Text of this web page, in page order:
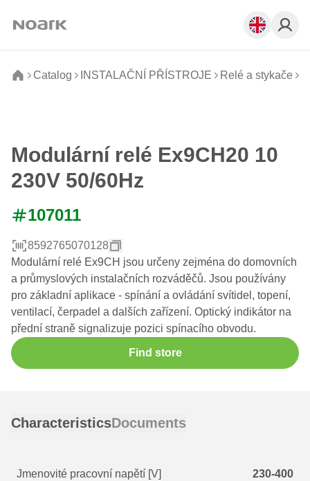
Catalog INSTALAČNÍ PŘÍSTROJE Relé a stykače
Modulární relé Ex9CH20 10
230V 50/60Hz
107011
8592765070128
Modulární relé Ex9CH jsou určeny zejména do domovních
a průmyslových instalačních rozváděčů. Jsou používány
pro základní aplikace - spínání a ovládání svítidel, topení,
ventilací, čerpadel a dalších zařízení. Optický indikátor na
přední straně signalizuje pozici spínacího obvodu.
Find store
CharacteristicsDocuments
Jmenovité pracovní napětí [V] 230-400